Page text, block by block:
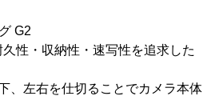
G2
性・収納性・速写性を追求した
、左右を仕切ることでカメラ本体